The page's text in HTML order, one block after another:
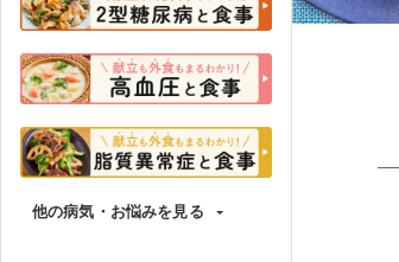
他の病気・お悩みを見る